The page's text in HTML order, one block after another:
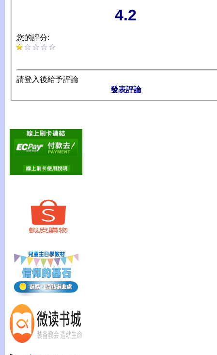
4.2
您的評分:
請登入後給予評論
發表評論